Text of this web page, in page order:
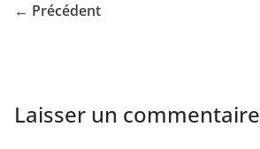
← Précédent
Laisser un commentaire